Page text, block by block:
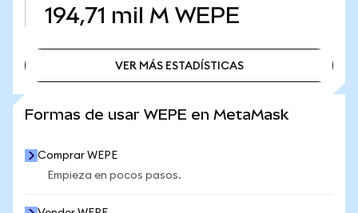
194,71 mil M WEPE
VER MÁS ESTADÍSTICAS
Formas de usar WEPE en MetaMask
Comprar WEPE
Empieza en pocos pasos.